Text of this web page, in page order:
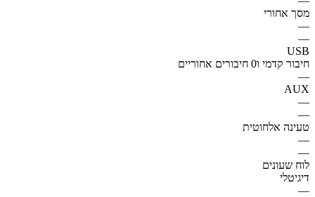
מסך אחורי
—
—
USB
חיבור קדמי ו0 חיבורים אחוריים
—
AUX
—
—
טעינה אלחוטית
—
—
לוח שעונים
דיגיטלי
—